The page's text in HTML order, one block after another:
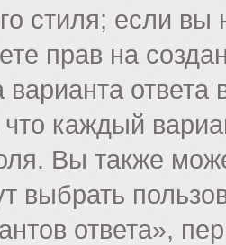
стиля; если
прав на
ответа
каждый
Вы также
выбрать
ответа»,